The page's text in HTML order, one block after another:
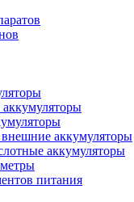
аккумуляторы
аккумуляторы
питания